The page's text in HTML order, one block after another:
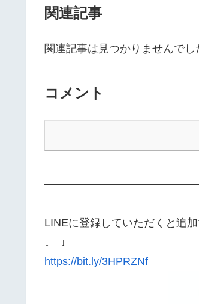
関連記事
関連記事は見つかりませんでし
コメント
LINEに登録していただくと追
↓ ↓
https://bit.ly/3HPRZNf